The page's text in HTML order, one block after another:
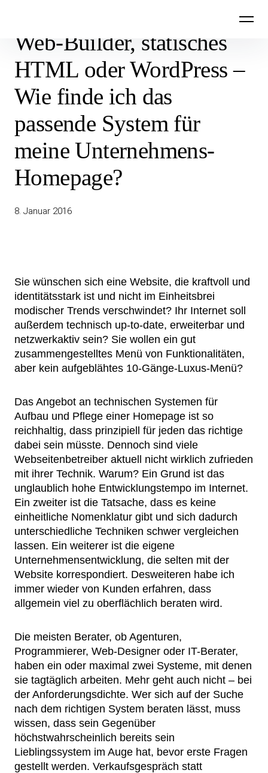
Web-Builder, statisches
HTML oder WordPress –
Wie finde ich das
passende System für
meine Unternehmens-
Homepage?
8. Januar 2016
Sie wünschen sich eine Website, die kraftvoll und
identitätsstark ist und nicht im Einheitsbrei
modischer Trends verschwindet? Ihr Internet soll
außerdem technisch up-to-date, erweiterbar und
netzwerkaktiv sein? Sie wollen ein gut
zusammengestelltes Menü von Funktionalitäten,
aber kein aufgeblähtes 10-Gänge-Luxus-Menü?
Das Angebot an technischen Systemen für
Aufbau und Pflege einer Homepage ist so
reichhaltig, dass prinzipiell für jeden das richtige
dabei sein müsste. Dennoch sind viele
Webseitenbetreiber aktuell nicht wirklich zufrieden
mit ihrer Technik. Warum? Ein Grund ist das
unglaublich hohe Entwicklungstempo im Internet.
Ein zweiter ist die Tatsache, dass es keine
einheitliche Nomenklatur gibt und sich dadurch
unterschiedliche Techniken schwer vergleichen
lassen. Ein weiterer ist die eigene
Unternehmensentwicklung, die selten mit der
Website korrespondiert. Desweiteren habe ich
immer wieder von Kunden erfahren, dass
allgemein viel zu oberflächlich beraten wird.
Die meisten Berater, ob Agenturen,
Programmierer, Web-Designer oder IT-Berater,
haben ein oder maximal zwei Systeme, mit denen
sie tagtäglich arbeiten. Mehr geht auch nicht – bei
der Anforderungsdichte. Wer sich auf der Suche
nach dem richtigen System beraten lässt, muss
wissen, dass sein Gegenüber
höchstwahrscheinlich bereits sein
Lieblingssystem im Auge hat, bevor erste Fragen
gestellt werden. Verkaufsgespräch statt